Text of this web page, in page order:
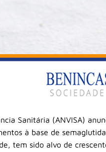
Sanitária (ANVISA)
à base de
tem sido alvo de